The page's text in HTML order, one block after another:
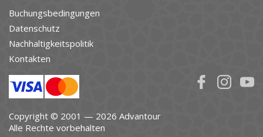
Buchungsbedingungen
Datenschutz
Nachhaltigkeitspolitik
Kontakten
Copyright © 2001 — 2026 Advantour
Alle Rechte vorbehalten